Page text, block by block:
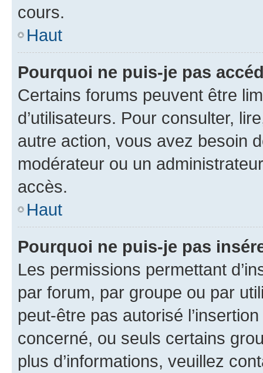
cours.
Haut
Pourquoi ne puis-je pas
Certains forums peuvent être
d’utilisateurs. Pour consulter,
autre action, vous avez besoin
modérateur ou un
accès.
Haut
Pourquoi ne puis-je pas
Les permissions permettant
par forum, par groupe ou par
peut-être pas autorisé
concerné, ou seuls certains
plus d’informations, veuillez